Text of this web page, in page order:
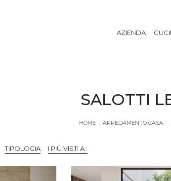
AZIENDA
SALOTTI
HOME - ARREDAMENTO CASA -
TIPOLOGIA I PIÙ VISTI A :